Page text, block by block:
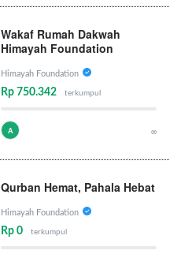
Wakaf Rumah Dakwah
Himayah Foundation
Himayah Foundation
Rp 750.342 terkumpul
A ∞
Qurban Hemat, Pahala Hebat
Himayah Foundation
Rp 0 terkumpul